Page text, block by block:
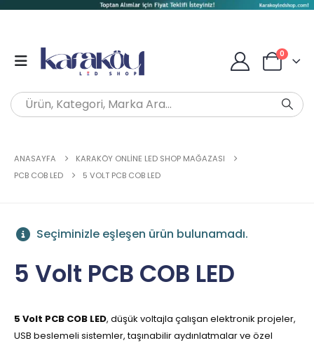
0
ANASAYFA
KARAKÖY ONLINE LED SHOP MAĞAZASI
PCB COB LED
5 VOLT PCB COB LED
Seçiminizle eşleşen ürün bulunamadı.
5 Volt PCB COB LED
5 Volt PCB COB LED, düşük voltajla çalışan elektronik projeler,
USB beslemeli sistemler, taşınabilir aydınlatmalar ve özel